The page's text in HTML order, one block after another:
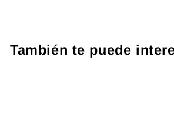
También te puede